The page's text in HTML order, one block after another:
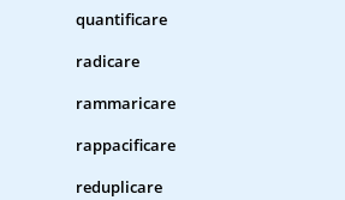
quantificare
radicare
rammaricare
rappacificare
reduplicare